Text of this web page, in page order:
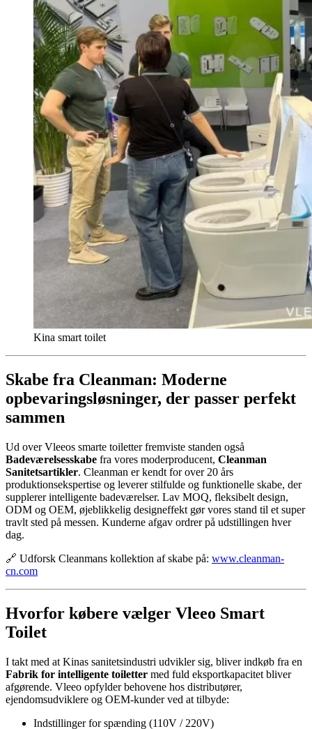
Kina smart toilet
Skabe fra Cleanman: Moderne
opbevaringsløsninger, der passer perfekt
sammen
Ud over Vleeos smarte toiletter fremviste standen også
Badeværelsesskabe fra vores moderproducent, Cleanman
Sanitetsartikler. Cleanman er kendt for over 20 års
produktionsekspertise og leverer stilfulde og funktionelle skabe, der
supplerer intelligente badeværelser. Lav MOQ, fleksibelt design,
ODM og OEM, øjeblikkelig designeffekt gør vores stand til et super
travlt sted på messen. Kunderne afgav ordrer på udstillingen hver
dag.
🔗 Udforsk Cleanmans kollektion af skabe på: www.cleanman-
cn.com
Hvorfor købere vælger Vleeo Smart
Toilet
I takt med at Kinas sanitetsindustri udvikler sig, bliver indkøb fra en
Fabrik for intelligente toiletter med fuld eksportkapacitet bliver
afgørende. Vleeo opfylder behovene hos distributører,
ejendomsudviklere og OEM-kunder ved at tilbyde:
Indstillinger for spænding (110V / 220V)